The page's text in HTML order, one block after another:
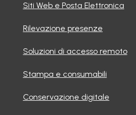
Siti Web e Posta Elettronica
Rilevazione presenze
Soluzioni di accesso remoto
Stampa e consumabili
Conservazione digitale